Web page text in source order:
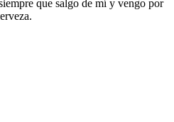
que salgo de mí y vengo por